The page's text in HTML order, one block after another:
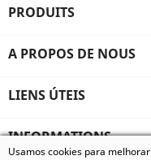
PRODUITS
A PROPOS DE NOUS
LIENS ÚTEIS
INFORMATIONS
Usamos cookies para